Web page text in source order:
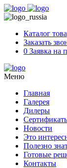
Skip
to
Каталог
Заказать
0 Заявка на
Меню
Главная
Галерея
Дилеры
Новости
Это
Полезно
Готовые
Контакты